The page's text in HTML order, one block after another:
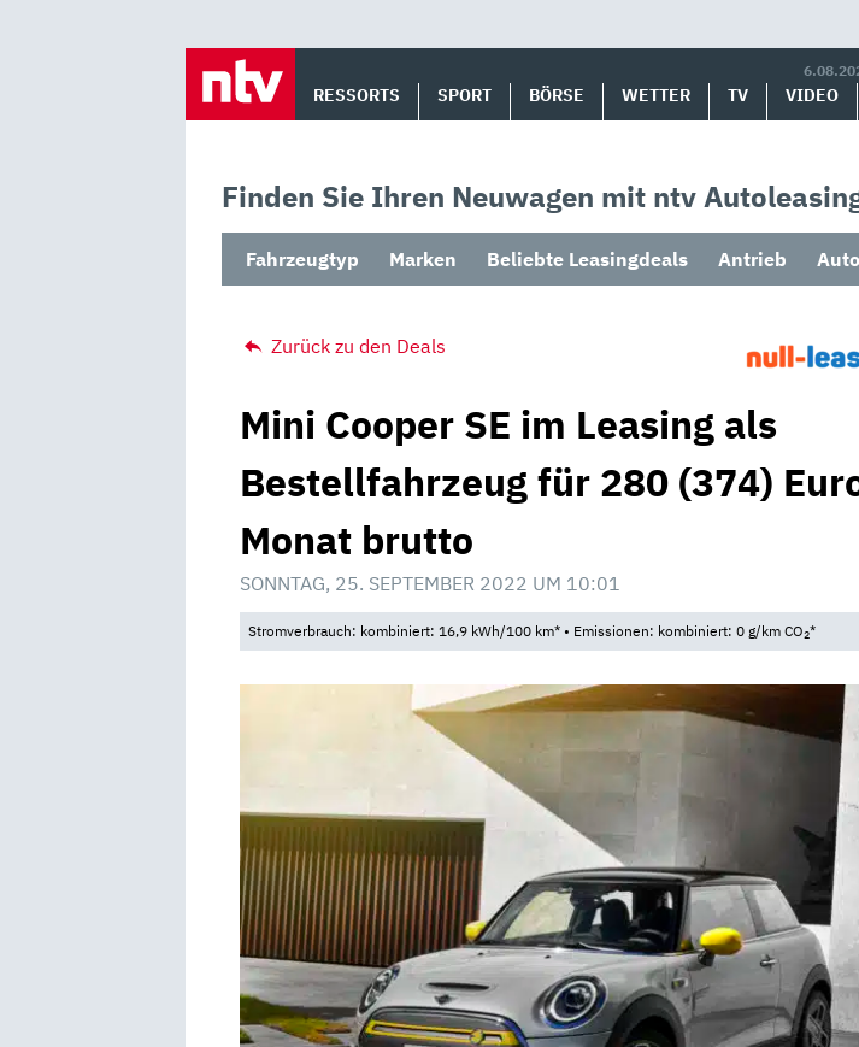
RESSORTS SPORT BÖRSE WETTER TV VIDEO
Finden Sie Ihren Neuwagen mit ntv
Fahrzeugtyp Marken Beliebte Leasingdeals Antrieb
Zurück zu den Deals
Mini Cooper SE im Leasing als
Bestellfahrzeug für 280 (374)
Monat brutto
SONNTAG, 25. SEPTEMBER 2022 UM 10:01
Stromverbrauch: kombiniert: 16,9 kWh/100 km* • Emissionen: kombiniert: 0 g/km CO2*